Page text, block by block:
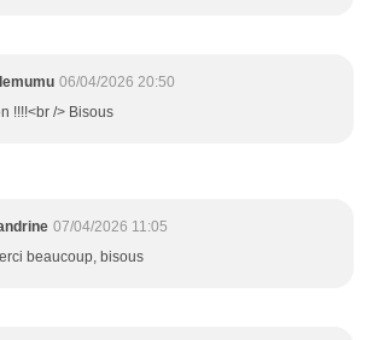
06/04/2026 20:50
!!!!<br /> Bisous
07/04/2026 11:05
beaucoup, bisous